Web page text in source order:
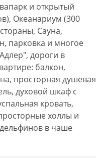
и открытый
Океанариум (300
Сауна,
парковка и многое
дороги в
балкон,
просторная душевая
духовой шкаф с
кровать,
холлы и
в чаше